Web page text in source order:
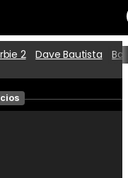
Películas
2 Dave Bautista